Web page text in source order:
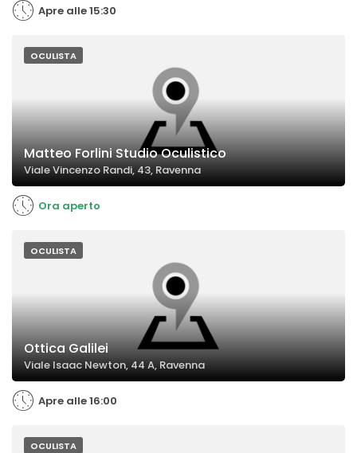
Apre alle 15:30
OCULISTA
Matteo Forlini Studio Oculistico
Viale Vincenzo Randi, 43, Ravenna
Ora aperto
OCULISTA
Ottica Galilei
Viale Isaac Newton, 44 A, Ravenna
Apre alle 16:00
OCULISTA